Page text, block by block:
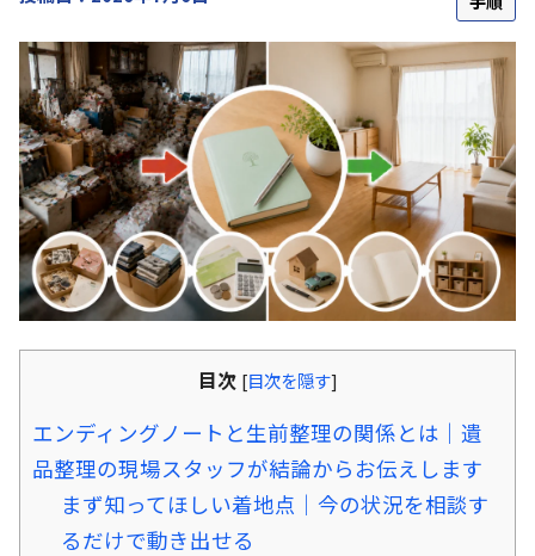
目次 [目次を隠す]
エンディングノートと生前整理の関係とは｜遺
品整理の現場スタッフが結論からお伝えします
まず知ってほしい着地点｜今の状況を相談す
るだけで動き出せる